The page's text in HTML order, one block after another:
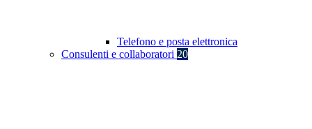
Telefono e posta elettronica
Consulenti e collaboratori 20